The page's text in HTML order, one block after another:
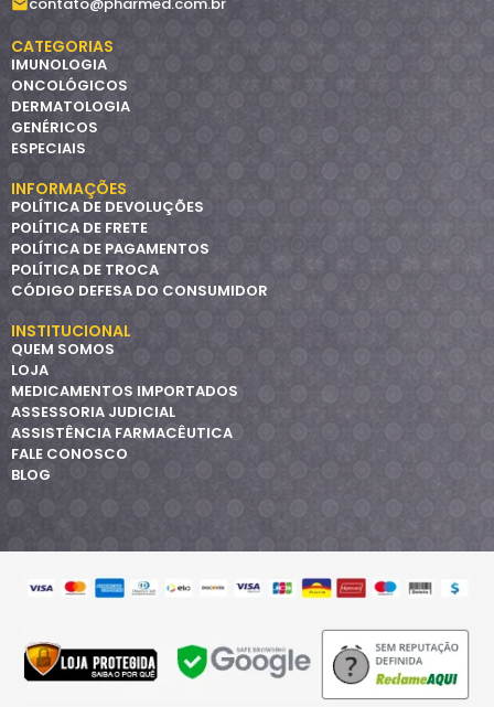
contato@pharmed.com.br
CATEGORIAS
IMUNOLOGIA
ONCOLÓGICOS
DERMATOLOGIA
GENÉRICOS
ESPECIAIS
INFORMAÇÕES
POLÍTICA DE DEVOLUÇÕES
POLÍTICA DE FRETE
POLÍTICA DE PAGAMENTOS
POLÍTICA DE TROCA
CÓDIGO DEFESA DO CONSUMIDOR
INSTITUCIONAL
QUEM SOMOS
LOJA
MEDICAMENTOS IMPORTADOS
ASSESSORIA JUDICIAL
ASSISTÊNCIA FARMACÊUTICA
FALE CONOSCO
BLOG